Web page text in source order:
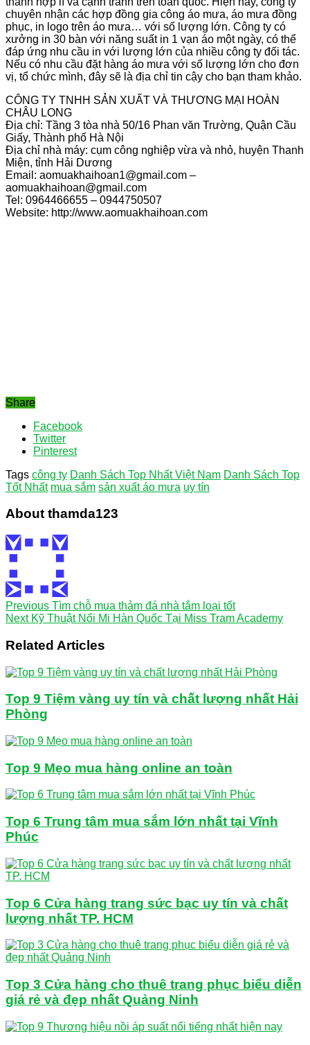
chuyên nhận các hợp đồng gia công áo mưa, áo mưa đồng
phục, in logo trên áo mưa… với số lượng lớn. Công ty có
xưởng in 30 bàn với năng suất in 1 vạn áo một ngày, có thể
đáp ứng nhu cầu in với lượng lớn của nhiều công ty đối tác.
Nếu có nhu cầu đặt hàng áo mưa với số lượng lớn cho đơn
vị, tổ chức mình, đây sẽ là địa chỉ tin cậy cho bạn tham khảo.
CÔNG TY TNHH SẢN XUẤT VÀ THƯƠNG MẠI HOÀN
CHÂU LONG
Địa chỉ: Tầng 3 tòa nhà 50/16 Phan văn Trường, Quận Cầu
Giấy, Thành phố Hà Nội
Địa chỉ nhà máy: cụm công nghiệp vừa và nhỏ, huyện Thanh
Miện, tỉnh Hải Dương
Email: aomuakhaihoan1@gmail.com –
aomuakhaihoan@gmail.com
Tel: 0964466655 – 0944750507
Website: http://www.aomuakhaihoan.com
Share
Facebook
Twitter
Pinterest
Tags công ty Danh Sách Top Nhất Việt Nam Danh Sách Top
Tốt Nhất mua sắm sản xuất áo mưa uy tín
About thamda123
Previous Tìm chỗ mua thảm đá nhà tắm loại tốt
NextKỹ Thuật Nối Mi Hàn Quốc Tại Miss Tram Academy
Related Articles
Top 9 Tiệm vàng uy tín và chất lượng nhất Hải
Phòng
Top 9 Mẹo mua hàng online an toàn
Top 6 Trung tâm mua sắm lớn nhất tại Vĩnh
Phúc
Top 6 Cửa hàng trang sức bạc uy tín và chất
lượng nhất TP. HCM
Top 3 Cửa hàng cho thuê trang phục biểu diễn
giá rẻ và đẹp nhất Quảng Ninh